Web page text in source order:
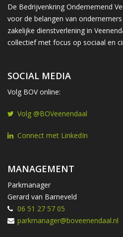
De Bedrijvenkring Ondernemend
voor de belangen van
zakelijke dienstverlening in
collectief met focus op sociaal en
SOCIAL MEDIA
Volg BOV online:
Volg @BOVeenendaal
Connect met LinkedIn
MANAGEMENT
Parkmanager
Gerard van Barneveld
06 51 27 57 05
parkmanager@boveenendaal.nl